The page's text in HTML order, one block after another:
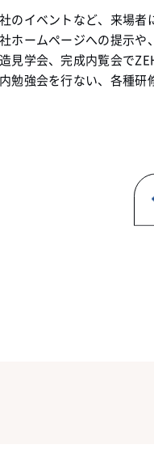
のイベントなど、来場者
ホームページへの提示や
見学会、完成内覧会で
勉強会を行ない、各種研